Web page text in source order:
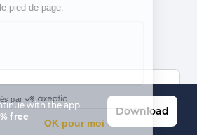
with the app
free
Download
dans le pied de page.
:
Google
!
certifiés par
OK pour moi